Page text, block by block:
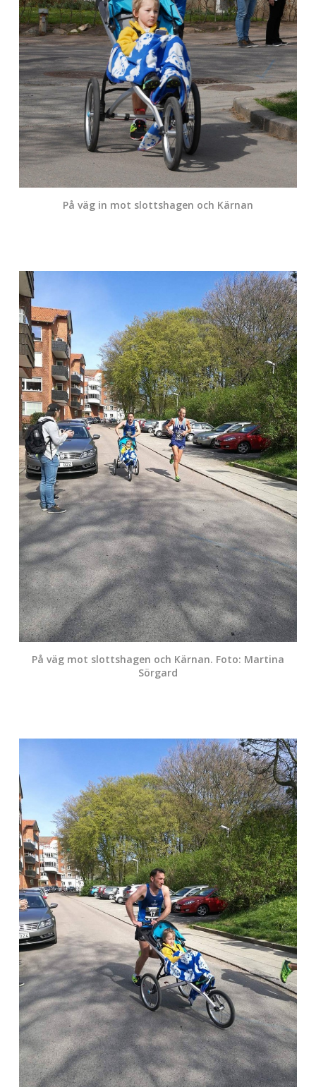
På väg in mot slottshagen och Kärnan
På väg mot slottshagen och Kärnan. Foto: Martina
Sörgard